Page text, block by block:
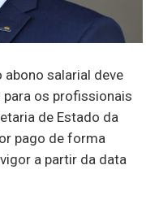
salarial deve
os profissionais
de Estado da
pago de forma
a partir da data